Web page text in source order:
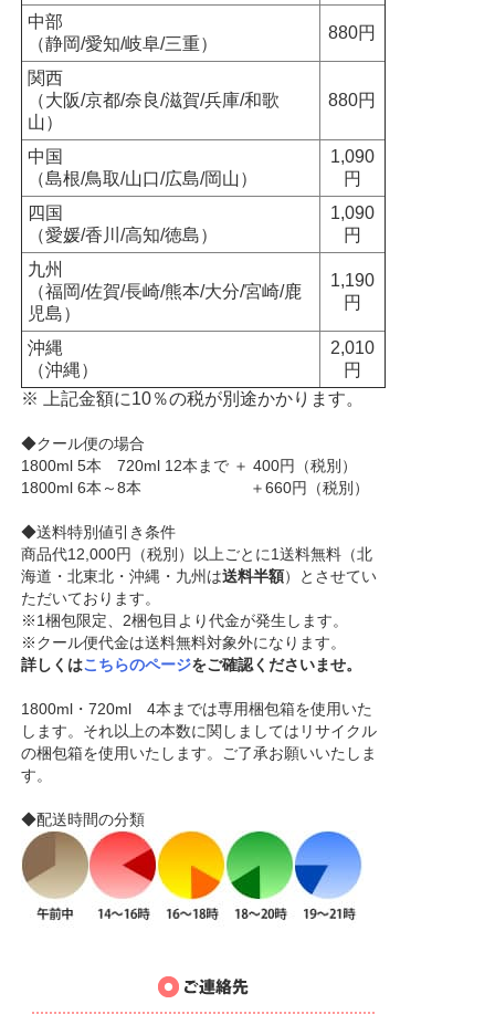
中部
（静岡/愛知/岐阜/三重）
880円
関西
（大阪/京都/奈良/滋賀/兵庫/和歌
山）
880円
中国
（島根/鳥取/山口/広島/岡山）
1,090
円
四国
（愛媛/香川/高知/徳島）
1,090
円
九州
（福岡/佐賀/長崎/熊本/大分/宮崎/鹿
児島）
1,190
円
沖縄
（沖縄）
2,010
円
※ 上記金額に10％の税が別途かかります。
◆クール便の場合
1800ml 5本 720ml 12本まで ＋ 400円（税別）
1800ml 6本～8本 ＋660円（税別）
◆送料特別値引き条件
商品代12,000円（税別）以上ごとに1送料無料（北
海道・北東北・沖縄・九州は送料半額）とさせてい
ただいております。
※1梱包限定、2梱包目より代金が発生します。
※クール便代金は送料無料対象外になります。
詳しくはこちらのページをご確認くださいませ。
1800ml・720ml 4本までは専用梱包箱を使用いた
します。それ以上の本数に関しましてはリサイクル
の梱包箱を使用いたします。ご了承お願いいたしま
す。
◆配送時間の分類